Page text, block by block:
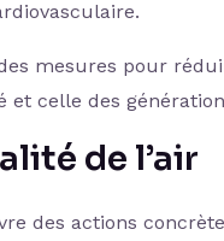
mesures pour
et celle des
de l’air
des actions